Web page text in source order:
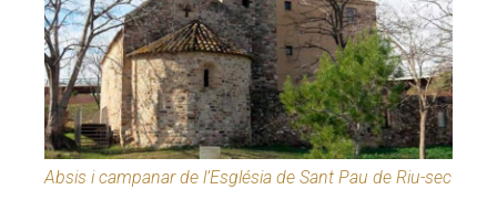
Absis i campanar de l’Església de Sant Pau de Riu-sec